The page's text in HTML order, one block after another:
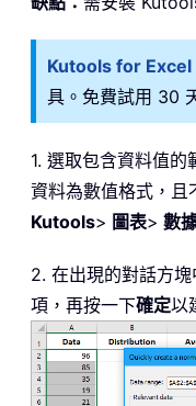
Kutools for Excel
具。免費試用 30
1. 選取包含資料值
資料為數值格式，且
Kutools> 圖表> 數
2. 在出現的對話方
項，再按一下確定以